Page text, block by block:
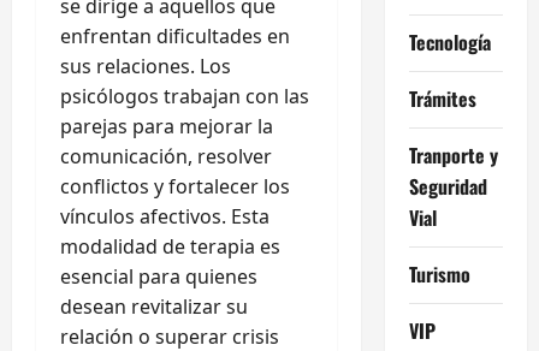
se dirige a aquellos que
enfrentan dificultades en
sus relaciones. Los
psicólogos trabajan con las
parejas para mejorar la
comunicación, resolver
conflictos y fortalecer los
vínculos afectivos. Esta
modalidad de terapia es
esencial para quienes
desean revitalizar su
relación o superar crisis
Tecnología
Trámites
Tranporte y
Seguridad
Vial
Turismo
VIP